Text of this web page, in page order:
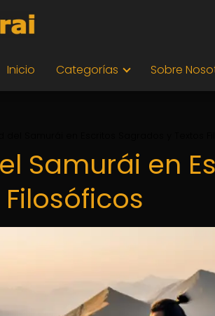
Inicio Categorías Sobre
Samurái en